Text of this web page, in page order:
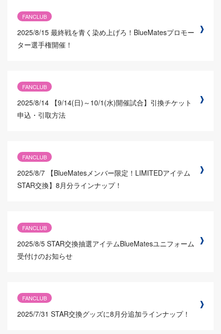
FANCLUB
2025/8/15 最終戦を青く染め上げろ！BlueMatesプロモー
ター選手権開催！
FANCLUB
2025/8/14 【9/14(日)～10/1(水)開催試合】引換チケット
申込・引取方法
FANCLUB
2025/8/7 【BlueMatesメンバー限定！LIMITEDアイテム
STAR交換】8月分ラインナップ！
FANCLUB
2025/8/5 STAR交換抽選アイテムBlueMatesユニフォーム
受付けのお知らせ
FANCLUB
2025/7/31 STAR交換グッズに8月分追加ラインナップ！